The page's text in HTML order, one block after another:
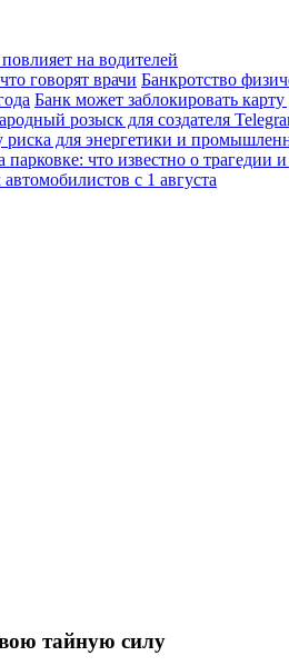
на водителей
говорят врачи Банкротство
Банк может заблокировать
розыск для создателя
для энергетики и
что известно о трагедии
с 1 августа
тайную силу